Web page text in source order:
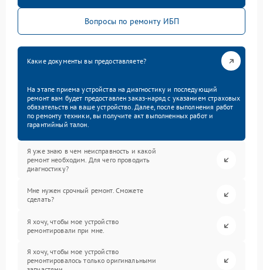
Вопросы по ремонту ИБП
Какие документы вы предоставляете?
На этапе приема устройства на диагностику и последующий
ремонт вам будет предоставлен заказ-наряд с указанием страховых
обязательств на ваше устройство. Далее, после выполнения работ
по ремонту техники, вы получите акт выполненных работ и
гарантийный талон.
Я уже знаю в чем неисправность и какой
ремонт необходим. Для чего проводить
диагностику?
Мне нужен срочный ремонт. Сможете
сделать?
Я хочу, чтобы мое устройство
ремонтировали при мне.
Я хочу, чтобы мое устройство
ремонтировалось только оригинальными